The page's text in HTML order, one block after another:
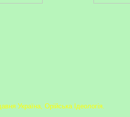
Україна, Орійська Ідеологія.